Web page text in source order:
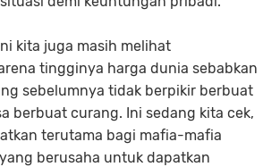
kita juga masih melihat
tingginya harga dunia sebabkan
sebelumnya tidak berpikir berbuat
berbuat curang. Ini sedang kita cek,
terutama bagi mafia-mafia
berusaha untuk dapatkan